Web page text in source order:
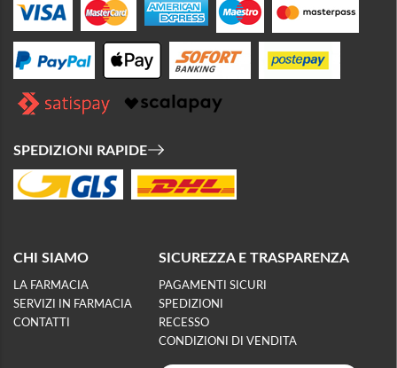
SPEDIZIONI RAPIDE
CHI SIAMO
LA FARMACIA
SERVIZI IN FARMACIA
CONTATTI
SICUREZZA E TRASPARENZA
PAGAMENTI SICURI
SPEDIZIONI
RECESSO
CONDIZIONI DI VENDITA